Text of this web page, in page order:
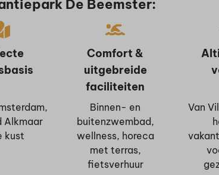
en
Sport en
Animatie
Buitenspeeltuin
De Beemster:
Alkmaar
kust
Comfort &
uitgebreide
faciliteiten
Binnen- en
buitenzwembad,
wellness, horeca
met terras,
fietsverhuur
Van